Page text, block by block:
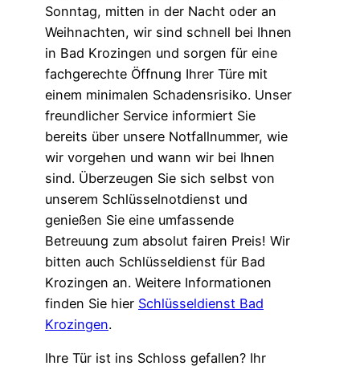
Sonntag, mitten in der Nacht oder an
Weihnachten, wir sind schnell bei Ihnen
in Bad Krozingen und sorgen für eine
fachgerechte Öffnung Ihrer Türe mit
einem minimalen Schadensrisiko. Unser
freundlicher Service informiert Sie
bereits über unsere Notfallnummer, wie
wir vorgehen und wann wir bei Ihnen
sind. Überzeugen Sie sich selbst von
unserem Schlüsselnotdienst und
genießen Sie eine umfassende
Betreuung zum absolut fairen Preis! Wir
bitten auch Schlüsseldienst für Bad
Krozingen an. Weitere Informationen
finden Sie hier Schlüsseldienst Bad
Krozingen.
Ihre Tür ist ins Schloss gefallen? Ihr